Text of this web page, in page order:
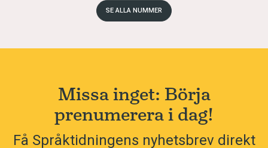
SE ALLA NUMMER
Missa inget: Börja
prenumerera i dag!
Få Språktidningens nyhetsbrev direkt